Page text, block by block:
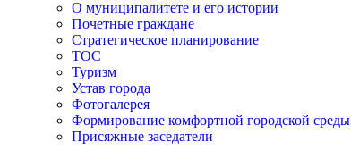
О муниципалитете и его истории
Почетные граждане
Стратегическое планирование
ТОС
Туризм
Устав города
Фотогалерея
Формирование комфортной городской среды
Присяжные заседатели